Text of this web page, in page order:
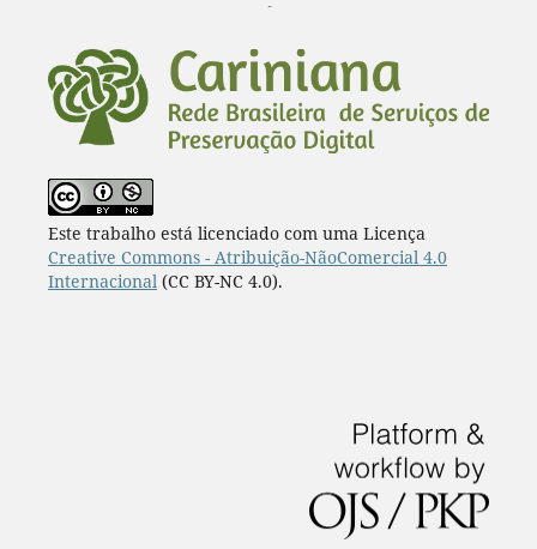
¨
Este trabalho está licenciado com uma Licença
Creative Commons - Atribuição-NãoComercial 4.0
Internacional (CC BY-NC 4.0).